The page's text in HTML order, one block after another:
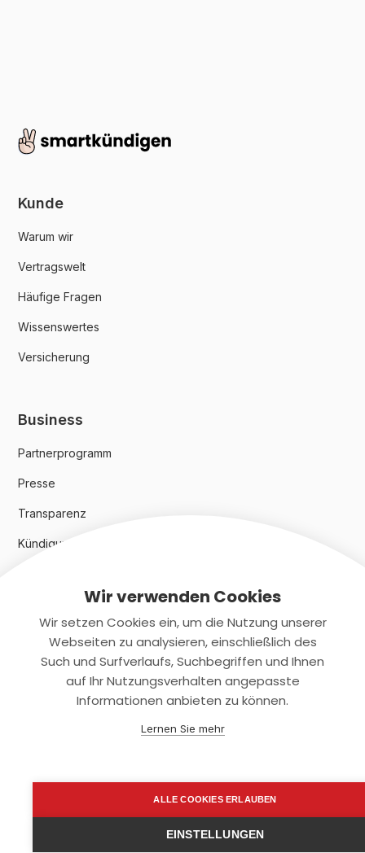
Kunde
Warum wir
Vertragswelt
Häufige Fragen
Wissenswertes
Versicherung
Business
Partnerprogramm
Presse
Transparenz
Kündigungsindex 2024
Rechtliches
Datenschutz
support@smartkuendigen.de
Wir verwenden Cookies
Wir setzen Cookies ein, um die Nutzung unserer
Webseiten zu analysieren, einschließlich des
Such und Surfverlaufs, Suchbegriffen und Ihnen
auf Ihr Nutzungsverhalten angepasste
Informationen anbieten zu können.
Lernen Sie mehr
ALLE COOKIES ERLAUBEN
EINSTELLUNGEN